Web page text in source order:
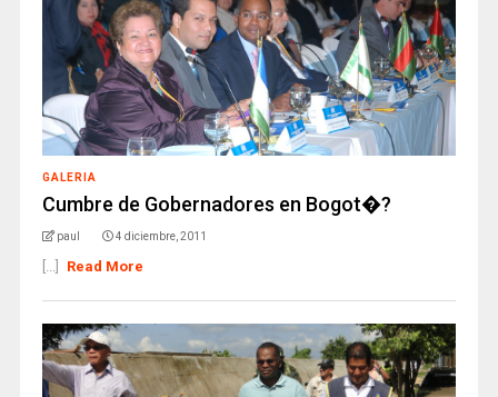
GALERIA
Cumbre de Gobernadores en Bogot�?
paul 4 diciembre, 2011
[...] Read More